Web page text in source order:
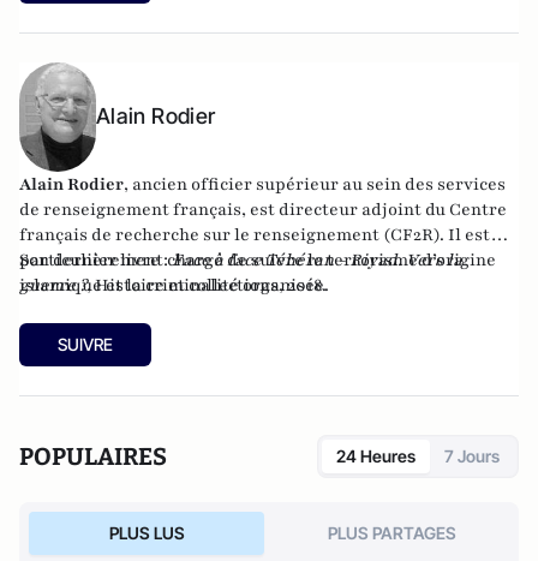
Alain Rodier
Alain Rodier, ancien officier supérieur au sein des services
de renseignement français, est directeur adjoint du Centre
français de recherche sur le renseignement (CF2R). Il est
particulièrement chargé de suivre le terrorisme d’origine
islamique et la criminalité organisée.
Son dernier livre :Face à face Téhéran - Riyad. Vers la
guerre ?, Histoire et collections, 2018.
SUIVRE
POPULAIRES 24 Heures 7 Jours
PLUS LUS PLUS PARTAGES